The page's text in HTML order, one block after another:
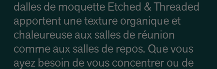
dalles de moquette Etched & Threaded
apportent une texture organique et
chaleureuse aux salles de réunion
comme aux salles de repos. Que vous
ayez besoin de vous concentrer ou de